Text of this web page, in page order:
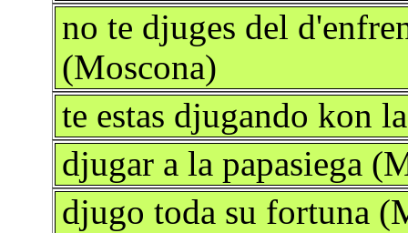
no te djuges del
(Moscona)
te estas djugando kon
djugar a la papasiega
djugo toda su fortuna